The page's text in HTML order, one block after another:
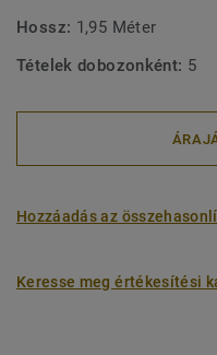
Hossz: 1,95 Méter
Tételek dobozonként: 5
Hozzáadás az
Keresse meg értékesítési